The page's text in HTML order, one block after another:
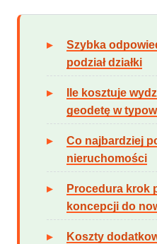
Szybka
podział działki
Ile kosztuje
geodetę w
Co najbardziej
nieruchomości
Procedura krok
koncepcji do
Koszty